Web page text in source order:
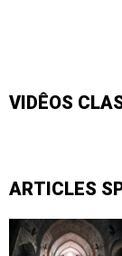
VIDÊOS
ARTICLES